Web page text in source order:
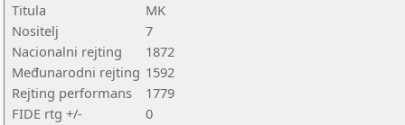
Titula
MK
Nositelj
7
Nacionalni rejting
1872
Međunarodni rejting 1592
Rejting performans
1779
FIDE rtg +/-
0